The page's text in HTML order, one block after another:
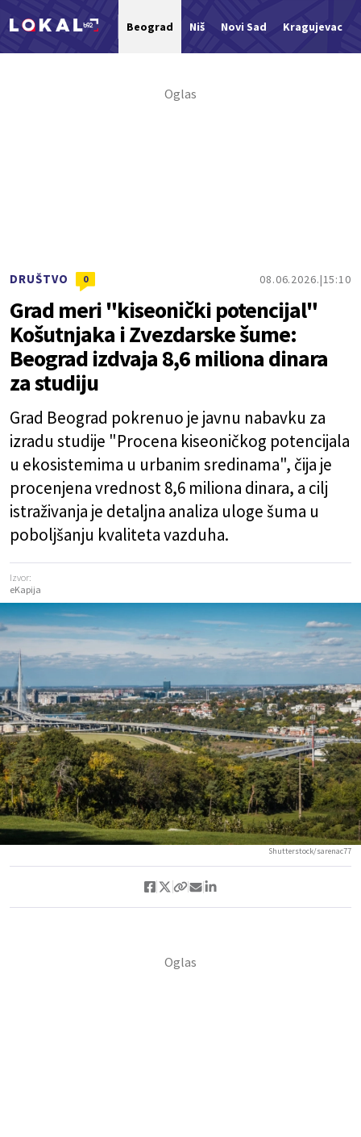
Beograd Niš Novi Sad Kragujevac
DRUŠTVO 0 08.06.2026. 15:10
Grad meri "kiseonički potencijal"
Košutnjaka i Zvezdarske šume:
Beograd izdvaja 8,6 miliona dinara
za studiju
Grad Beograd pokrenuo je javnu nabavku za
izradu studije "Procena kiseoničkog potencijala
u ekosistemima u urbanim sredinama", čija je
procenjena vrednost 8,6 miliona dinara, a cilj
istraživanja je detaljna analiza uloge šuma u
poboljšanju kvaliteta vazduha.
Izvor:
eKapija
Shutterstock/sarenac77